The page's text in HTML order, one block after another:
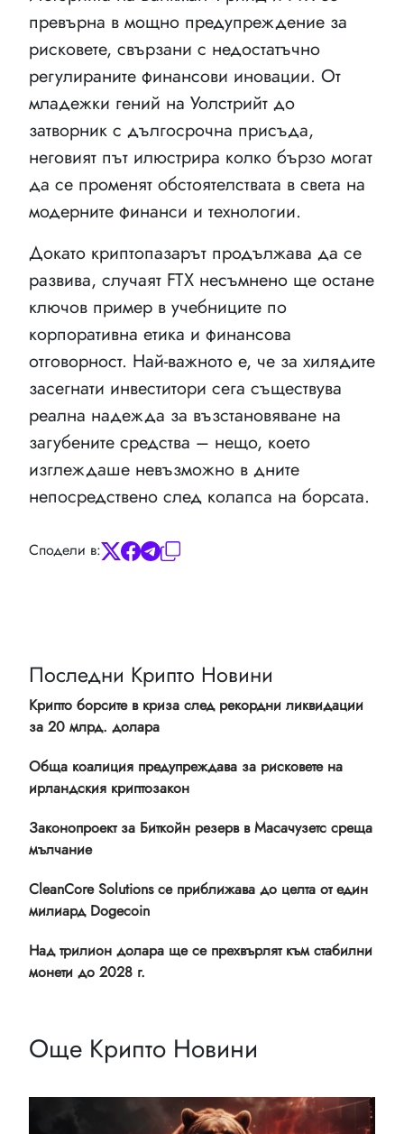
превърна в мощно предупреждение за
рисковете, свързани с недостатъчно
регулираните финансови иновации. От
младежки гений на Уолстрийт до
затворник с дългосрочна присъда,
неговият път илюстрира колко бързо могат
да се променят обстоятелствата в света на
модерните финанси и технологии.
Докато криптопазарът продължава да се
развива, случаят FTX несъмнено ще остане
ключов пример в учебниците по
корпоративна етика и финансова
отговорност. Най-важното е, че за хилядите
засегнати инвеститори сега съществува
реална надежда за възстановяване на
загубените средства – нещо, което
изглеждаше невъзможно в дните
непосредствено след колапса на борсата.
Сподели в:
Последни Крипто Новини
Крипто борсите в криза след рекордни ликвидации
за 20 млрд. долара
Обща коалиция предупреждава за рисковете на
ирландския криптозакон
Законопроект за Биткойн резерв в Масачузетс среща
мълчание
CleanCore Solutions се приближава до целта от един
милиард Dogecoin
Над трилион долара ще се прехвърлят към стабилни
монети до 2028 г.
Още Крипто Новини